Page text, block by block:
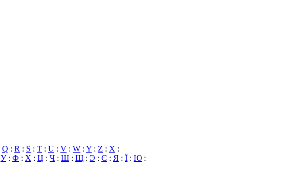
Q : R : S : T : U : V : W : Y : Z : X :
У: Ф : Х : Ц : Ч : Ш : Щ : Э : Є : Я : Ї : Ю :